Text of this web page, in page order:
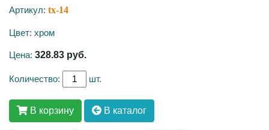
Артикул: tx-14
Цвет: хром
Цена: 328.83 руб.
Количество: шт.
В корзину В каталог